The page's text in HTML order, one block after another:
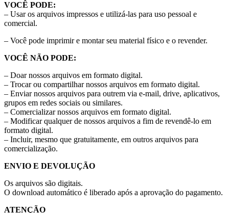
VOCÊ PODE:
– Usar os arquivos impressos e utilizá-las para uso pessoal e
comercial.
– Você pode imprimir e montar seu material físico e o revender.
VOCÊ NÃO PODE:
– Doar nossos arquivos em formato digital.
– Trocar ou compartilhar nossos arquivos em formato digital.
– Enviar nossos arquivos para outrem via e-mail, drive, aplicativos,
grupos em redes sociais ou similares.
– Comercializar nossos arquivos em formato digital.
– Modificar qualquer de nossos arquivos a fim de revendê-lo em
formato digital.
– Incluir, mesmo que gratuitamente, em outros arquivos para
comercialização.
ENVIO E DEVOLUÇÃO
Os arquivos são digitais.
O download automático é liberado após a aprovação do pagamento.
ATENÇÃO